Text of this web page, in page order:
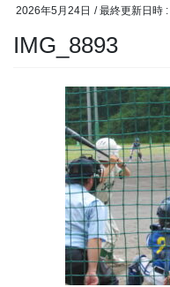
2026年5月24日 / 最終更新日時 :
IMG_8893